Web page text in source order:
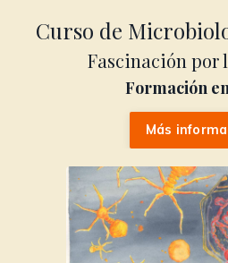
Curso de
Fascinación por
Formación
Más